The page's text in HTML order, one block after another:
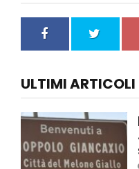
ULTIMI ARTICOLI